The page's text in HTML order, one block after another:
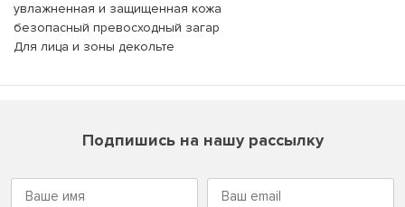
увлажненная и защищенная кожа
безопасный превосходный загар
Для лица и зоны декольте
Подпишись на нашу рассылку